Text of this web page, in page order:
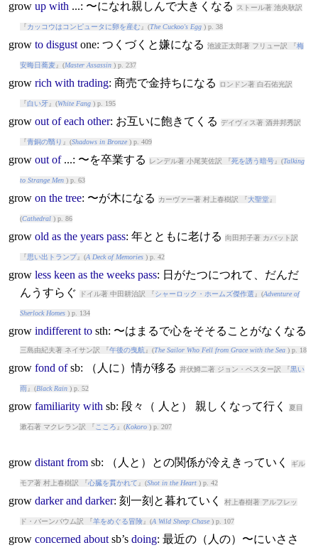
grow up with...: 〜になれ親しんで大きくなる ストール著 池央耿訳
『 カッコウはコンピュータに卵を産む』(The Cuckoo's Egg) p. 38
grow to disgustone: つくづくと嫌になる 池波正太郎著 フリュー訳 『梅
安晦日蕎麦』(Master Assassin) p. 237
grow rich with trading: 商売で金持ちになる ロンドン著 白石佑光訳
『白い牙』(White Fang) p. 195
grow out of each other: お互いに飽きてくる デイヴィス著 酒井邦秀訳
『青銅の翳り 』(Shadows in Bronze) p. 409
grow out of...: 〜を卒業する レンデル著 小尾芙佐訳 『死を誘う暗号』(Talking
to Strange Men) p. 63
grow on the tree: 〜が木になる カーヴァー著 村上春樹訳 『 大聖堂』
(Cathedral) p. 86
grow old as the years pass: 年とともに老ける 向田邦子著 カバット訳
『思い出トランプ』(A Deck of Memories) p. 42
grow less keen as the weeks pass: 日がたつにつれて、だんだ
んうすらぐ
ドイル著 中田耕治訳 『 シャーロック・ホームズ傑作選 』(Adventure of
Sherlock Homes) p. 134
grow indifferent tosth: 〜はまるで心をそそることがなくなる
三島由紀夫著 ネイサン訳 『午後の曳航』(The Sailor Who Fell from Grace with the Sea) p. 18
grow fond ofsb: （人に）情が移る 井伏鱒二著 ジョン・ベスター訳 『黒い
雨 』(Black Rain) p. 52
grow familiarity withsb: 段々（ 人と） 親しくなって行く 夏目
漱石著 マクレラン訳 『 こころ 』(Kokoro) p. 207
grow distant fromsb: （人と）との関係が冷えきっていく ギル
モア著 村上春樹訳 『心臓を貫かれて 』(Shot in the Heart) p. 42
grow darker and darker: 刻一刻と暮れていく 村上春樹著 アルフレッ
ド・バーンバウム訳 『羊をめぐる冒険』(A Wild Sheep Chase) p. 107
grow concerned aboutsb’s doing: 最近の（人の）〜にいささ